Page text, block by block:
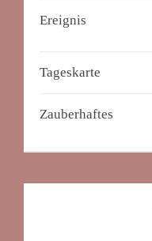
Ereignis
Tageskarte
Zauberhaftes